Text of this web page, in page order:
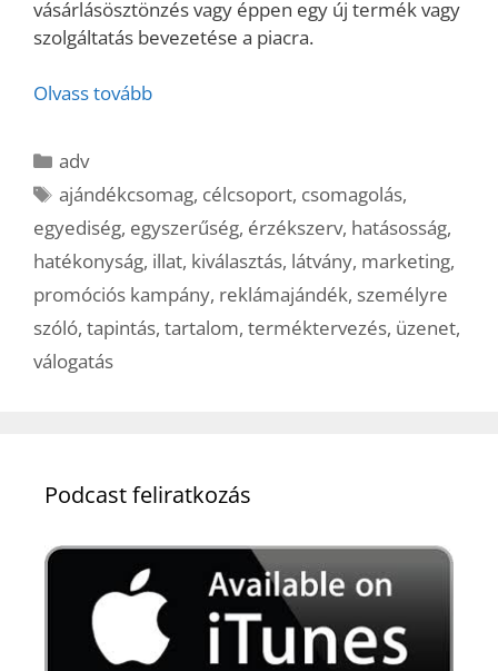
vásárlásösztönzés vagy éppen egy új termék vagy
szolgáltatás bevezetése a piacra.
Olvass tovább
Kategória
adv
Címkék
ajándékcsomag, célcsoport, csomagolás,
egyediség, egyszerűség, érzékszerv, hatásosság,
hatékonyság, illat, kiválasztás, látvány, marketing,
promóciós kampány, reklámajándék, személyre
szóló, tapintás, tartalom, terméktervezés, üzenet,
válogatás
Podcast feliratkozás